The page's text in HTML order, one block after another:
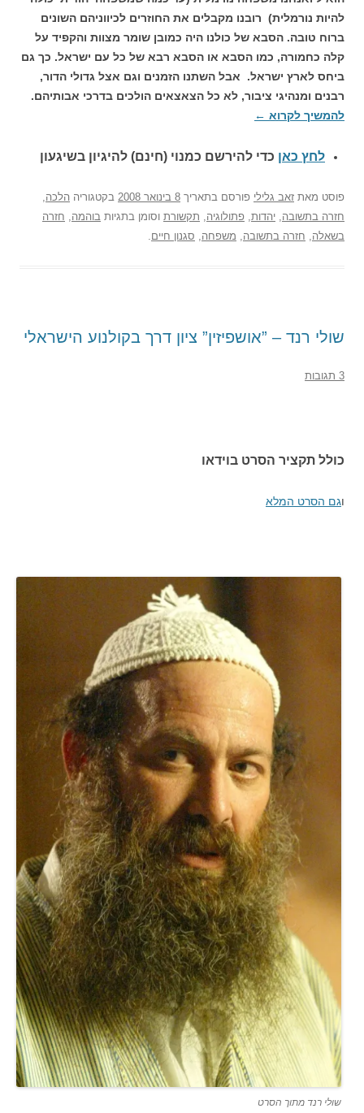
להיות נורמלית) רובנו מקבלים את החוזרים לכיווניהם השונים
ברוח טובה. הסבא של כולנו היה כמובן שומר מצוות והקפיד על
קלה כחמורה, כמו הסבא או הסבא רבא של כל עם ישראל. כך גם
ביחס לארץ ישראל. אבל השתנו הזמנים וגם אצל גדולי הדור,
רבנים ומנהיגי ציבור, לא כל הצאצאים הולכים בדרכי אבותיהם.
להמשיך לקרוא ←
לחץ כאן כדי להירשם כמנוי (חינם) להיגיון בשיגעון
פוסט מאת זאב גלילי פורסם בתאריך 8 בינואר 2008 בקטגוריה הלכה
חזרה בתשובה יהדות פתולוגיה תקשורת וסומן בתגיות בוהמה
חזרה
בשאלה
חזרה בתשובה משפחה סגנון חיים
שולי רנד – ”אושפיזין” ציון דרך בקולנוע הישראלי
3 תגובות
כולל תקציר הסרט בוידאו
וגם הסרט המלא
שולי רנד מתוך הסרט